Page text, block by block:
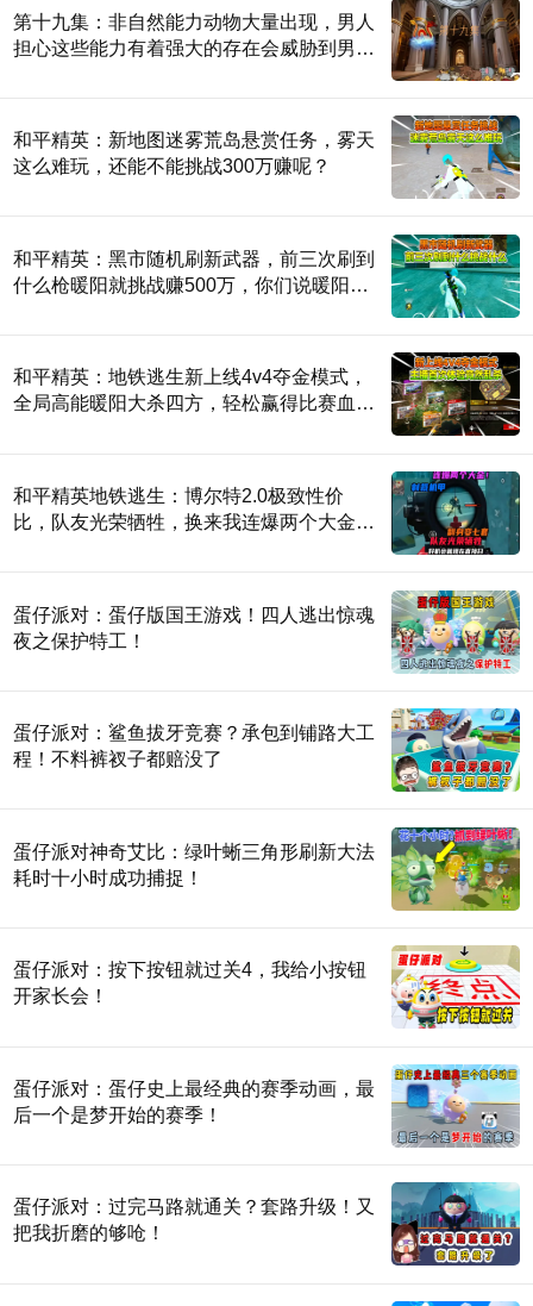
第十九集：非自然能力动物大量出现，男人
担心这些能力有着强大的存在会威胁到男
和平精英：新地图迷雾荒岛悬赏任务，雾天
这么难玩，还能不能挑战300万赚呢？
和平精英：黑市随机刷新武器，前三次刷到
什么枪暖阳就挑战赚500万，你们说暖阳能
和平精英：地铁逃生新上线4v4夺金模式，
全局高能暖阳大杀四方，轻松赢得比赛血赚
和平精英地铁逃生：博尔特2.0极致性价
比，队友光荣牺牲，换来我连爆两个大金！
蛋仔派对：蛋仔版国王游戏！四人逃出惊魂
夜之保护特工！
蛋仔派对：鲨鱼拔牙竞赛？承包到铺路大工
程！不料裤衩子都赔没了
蛋仔派对神奇艾比：绿叶蜥三角形刷新大法
耗时十小时成功捕捉！
蛋仔派对：按下按钮就过关4，我给小按钮
开家长会！
蛋仔派对：蛋仔史上最经典的赛季动画，最
后一个是梦开始的赛季！
蛋仔派对：过完马路就通关？套路升级！又
把我折磨的够呛！